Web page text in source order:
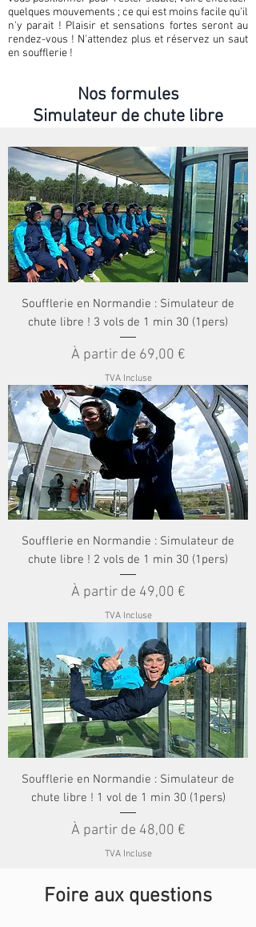
quelques mouvements ; ce qui est moins facile qu'il
n'y parait ! Plaisir et sensations fortes seront au
rendez-vous ! N'attendez plus et réservez un saut
en soufflerie !
Nos formules
Simulateur de chute libre
Soufflerie en Normandie : Simulateur de
chute libre ! 3 vols de 1 min 30 (1pers)
À partir de 69,00 €
Prix promotionnel
TVA Incluse
Soufflerie en Normandie : Simulateur de
chute libre ! 2 vols de 1 min 30 (1pers)
À partir de 49,00 €
Prix promotionnel
TVA Incluse
Soufflerie en Normandie : Simulateur de
chute libre ! 1 vol de 1 min 30 (1pers)
À partir de 48,00 €
Prix promotionnel
TVA Incluse
Foire aux questions